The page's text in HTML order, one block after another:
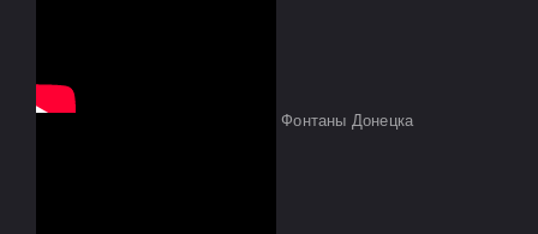
Фонтаны Донецка